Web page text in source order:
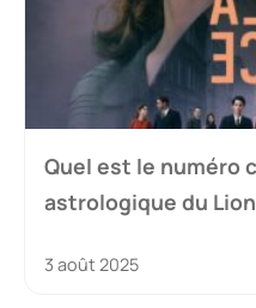
Quel est le numéro
astrologique du
3 août 2025